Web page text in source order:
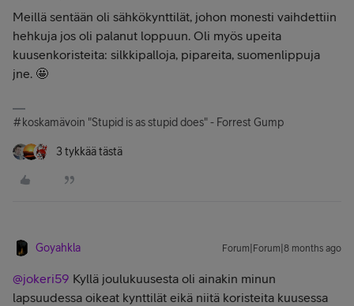
Meillä sentään oli sähkökynttilät, johon monesti vaihdettiin
hehkuja jos oli palanut loppuun. Oli myös upeita
kuusenkoristeita: silkkipalloja, pipareita, suomenlippuja
jne. 🤩
#koskamävoin "Stupid is as stupid does" - Forrest Gump
3 tykkää tästä
Goyahkla Forum|Forum|8 months ago
@jokeri59 Kyllä joulukuusesta oli ainakin minun
lapsuudessa oikeat kynttilät eikä niitä koristeita kuusessa